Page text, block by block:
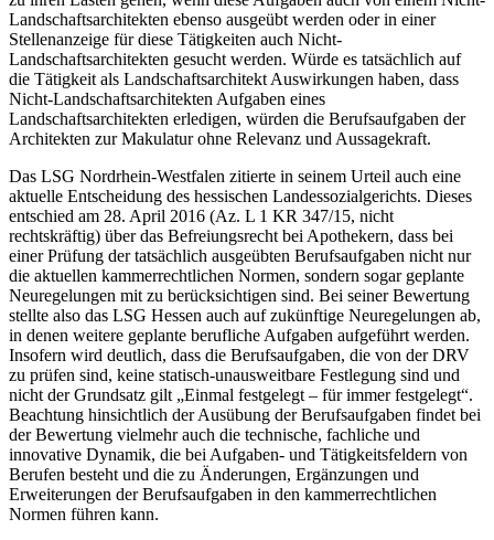
Landschaftsarchitekten ebenso ausgeübt werden oder in einer
Stellenanzeige für diese Tätigkeiten auch Nicht-
Landschaftsarchitekten gesucht werden. Würde es tatsächlich auf
die Tätigkeit als Landschaftsarchitekt Auswirkungen haben, dass
Nicht-Landschaftsarchitekten Aufgaben eines
Landschaftsarchitekten erledigen, würden die Berufsaufgaben der
Architekten zur Makulatur ohne Relevanz und Aussagekraft.
Das LSG Nordrhein-Westfalen zitierte in seinem Urteil auch eine
aktuelle Entscheidung des hessischen Landessozialgerichts. Dieses
entschied am 28. April 2016 (Az. L 1 KR 347/15, nicht
rechtskräftig) über das Befreiungsrecht bei Apothekern, dass bei
einer Prüfung der tatsächlich ausgeübten Berufsaufgaben nicht nur
die aktuellen kammerrechtlichen Normen, sondern sogar geplante
Neuregelungen mit zu berücksichtigen sind. Bei seiner Bewertung
stellte also das LSG Hessen auch auf zukünftige Neuregelungen ab,
in denen weitere geplante berufliche Aufgaben aufgeführt werden.
Insofern wird deutlich, dass die Berufsaufgaben, die von der DRV
zu prüfen sind, keine statisch-unausweitbare Festlegung sind und
nicht der Grundsatz gilt „Einmal festgelegt – für immer festgelegt“.
Beachtung hinsichtlich der Ausübung der Berufsaufgaben findet bei
der Bewertung vielmehr auch die technische, fachliche und
innovative Dynamik, die bei Aufgaben- und Tätigkeitsfeldern von
Berufen besteht und die zu Änderungen, Ergänzungen und
Erweiterungen der Berufsaufgaben in den kammerrechtlichen
Normen führen kann.